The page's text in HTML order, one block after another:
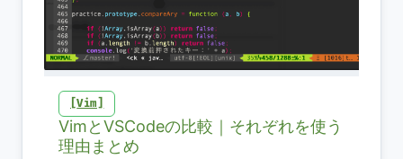
Vim
VimとVSCodeの比較｜それぞれを使う
理由まとめ